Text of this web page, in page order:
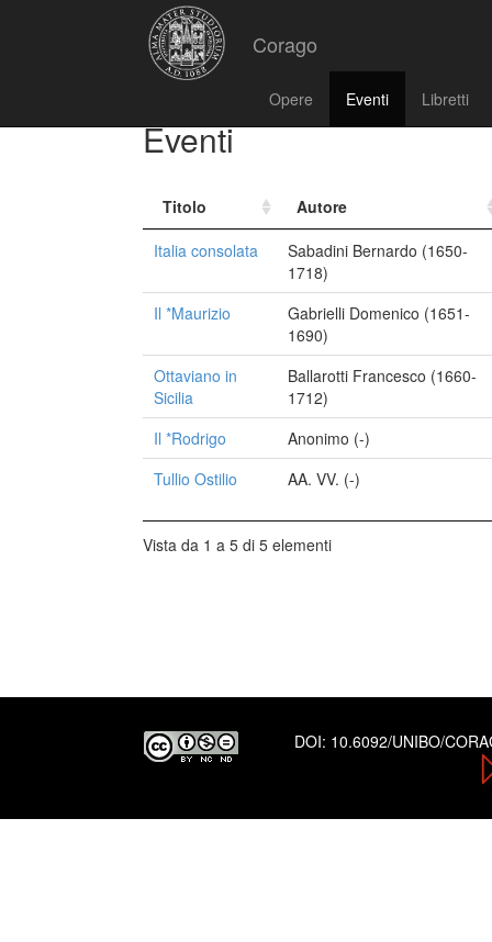
Corago
Opere Eventi Libretti
Eventi
Titolo
Autore
Italia consolata
Sabadini Bernardo (1650-
1718)
Il *Maurizio
Gabrielli Domenico (1651-
1690)
Ottaviano in
Sicilia
Ballarotti Francesco (1660-
1712)
Il *Rodrigo
Anonimo (-)
Tullio Ostilio
AA. VV. (-)
Vista da 1 a 5 di 5 elementi
DOI: 10.6092/UNIBO/